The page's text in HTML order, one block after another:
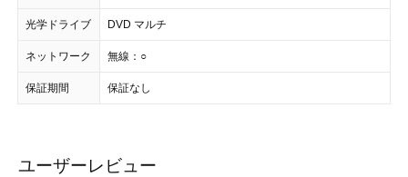
光学ドライブ DVD マルチ
ネットワーク 無線：○
保証期間 保証なし
ユーザーレビュー